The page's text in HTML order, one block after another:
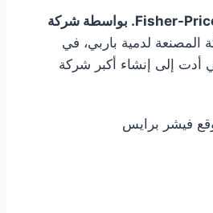
تم شراء شركة Fisher-Price Inc. بواسطة شركة
المصنعة لدمية باربي، في
$1 والتي أدت إلى إنشاء أكبر شركة